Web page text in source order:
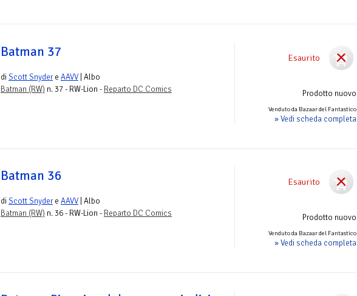
Esaurito
Prodotto nuovo
Venduto da Bazaar del Fantastico
» Vedi scheda completa
Batman 37
diScott Snydere AAVV | Albo
Batman (RW) n. 37 - RW-Lion - Reparto DC Comics
Esaurito
Prodotto nuovo
Venduto da Bazaar del Fantastico
» Vedi scheda completa
Batman 36
diScott Snydere AAVV | Albo
Batman (RW) n. 36 - RW-Lion - Reparto DC Comics